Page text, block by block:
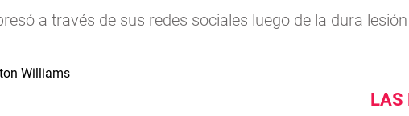
a través de sus redes sociales luego de la dura
LAS